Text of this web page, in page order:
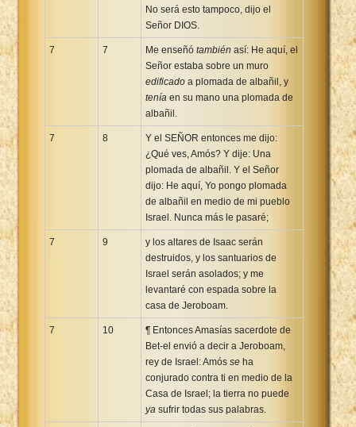
No será esto tampoco, dijo el
Señor DIOS.
7 7 Me enseñó también así: He aquí, el
Señor estaba sobre un muro
edificado a plomada de albañil, y
tenía en su mano una plomada de
albañil.
7 8
Y el SEÑOR entonces me dijo:
¿Qué ves, Amós? Y dije: Una
plomada de albañil. Y el Señor
dijo: He aquí, Yo pongo plomada
de albañil en medio de mi pueblo
Israel. Nunca más le pasaré;
7 9
y los altares de Isaac serán
destruidos, y los santuarios de
Israel serán asolados; y me
levantaré con espada sobre la
casa de Jeroboam.
7 10
¶ Entonces Amasías sacerdote de
Bet-el envió a decir a Jeroboam,
rey de Israel: Amós se ha
conjurado contra ti en medio de la
Casa de Israel; la tierra no puede
ya sufrir todas sus palabras.